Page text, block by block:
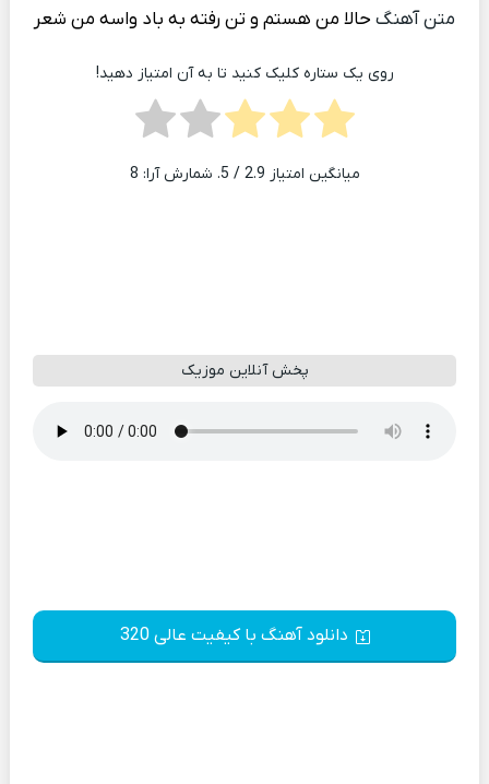
متن آهنگ حالا من هستم و تن رفته به باد واسه من شعر
روی یک ستاره کلیک کنید تا به آن امتیاز دهید!
میانگین امتیاز 2.9 / 5. شمارش آرا: 8
پخش آنلاین موزیک
دانلود آهنگ با کیفیت عالی 320